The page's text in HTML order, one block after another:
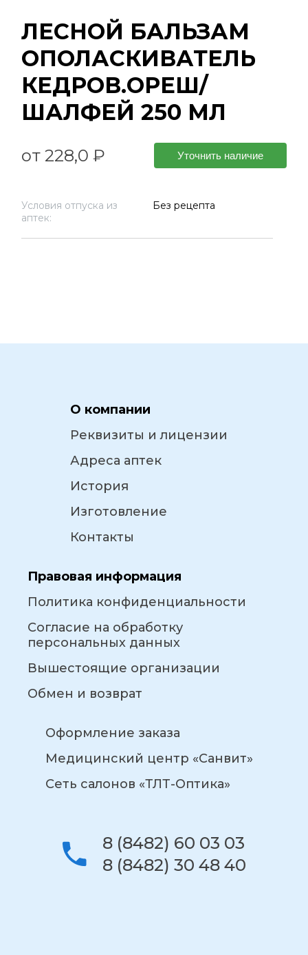
ЛЕСНОЙ БАЛЬЗАМ
ОПОЛАСКИВАТЕЛЬ
КЕДРОВ.ОРЕШ/
ШАЛФЕЙ 250 МЛ
от 228,0 ₽ Уточнить наличие
Условия отпуска из
аптек:
Без рецепта
О компании
Реквизиты и лицензии
Адреса аптек
История
Изготовление
Контакты
Правовая информация
Политика конфиденциальности
Согласие на обработку
персональных данных
Вышестоящие организации
Обмен и возврат
Оформление заказа
Медицинский центр «Санвит»
Сеть салонов «ТЛТ-Оптика»
8 (8482) 60 03 03
8 (8482) 30 48 40